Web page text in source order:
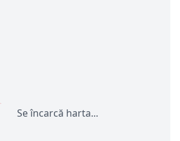
Se încarcă harta...